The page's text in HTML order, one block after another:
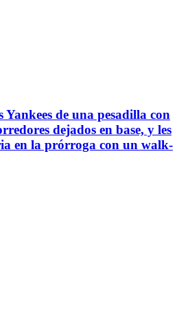
de una pesadilla con
dejados en base, y les
en la prórroga con un walk-